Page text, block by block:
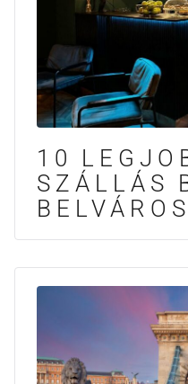
10
SZÁLLÁS